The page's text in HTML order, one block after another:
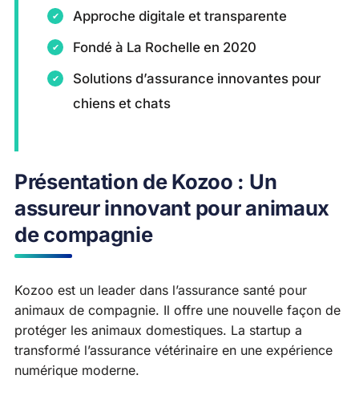
Approche digitale et transparente
Fondé à La Rochelle en 2020
Solutions d’assurance innovantes pour
chiens et chats
Présentation de Kozoo : Un
assureur innovant pour animaux
de compagnie
Kozoo est un leader dans l’assurance santé pour
animaux de compagnie. Il offre une nouvelle façon de
protéger les animaux domestiques. La startup a
transformé l’assurance vétérinaire en une expérience
numérique moderne.